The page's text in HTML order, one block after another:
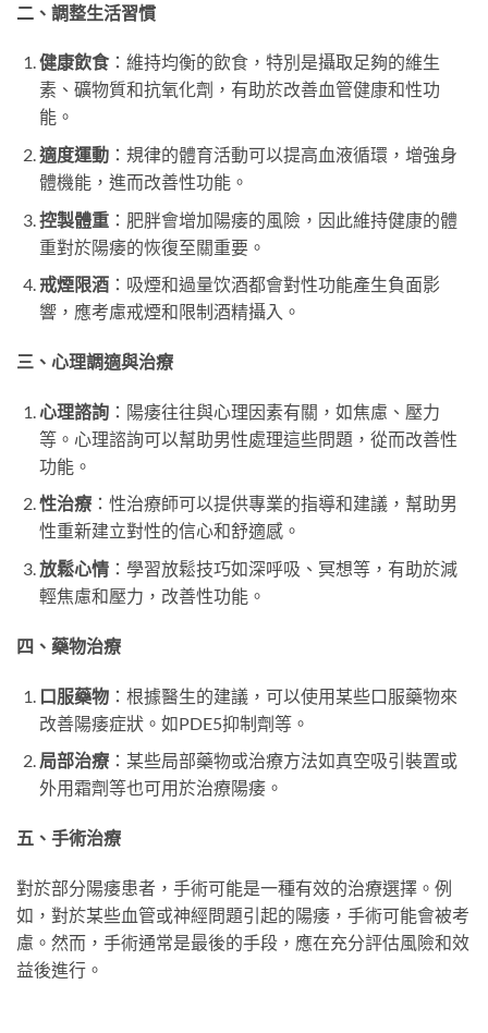
二、調整生活習慣
健康飲食：維持均衡的飲食，特別是攝取足夠的維生
素、礦物質和抗氧化劑，有助於改善血管健康和性功
能。
適度運動：規律的體育活動可以提高血液循環，增強身
體機能，進而改善性功能。
控製體重：肥胖會增加陽痿的風險，因此維持健康的體
重對於陽痿的恢復至關重要。
戒煙限酒：吸煙和過量饮酒都會對性功能產生負面影
響，應考慮戒煙和限制酒精攝入。
三、心理調適與治療
心理諮詢：陽痿往往與心理因素有關，如焦慮、壓力
等。心理諮詢可以幫助男性處理這些問題，從而改善性
功能。
性治療：性治療師可以提供專業的指導和建議，幫助男
性重新建立對性的信心和舒適感。
放鬆心情：學習放鬆技巧如深呼吸、冥想等，有助於減
輕焦慮和壓力，改善性功能。
四、藥物治療
口服藥物：根據醫生的建議，可以使用某些口服藥物來
改善陽痿症狀。如PDE5抑制劑等。
局部治療：某些局部藥物或治療方法如真空吸引裝置或
外用霜劑等也可用於治療陽痿。
五、手術治療
對於部分陽痿患者，手術可能是一種有效的治療選擇。例
如，對於某些血管或神經問題引起的陽痿，手術可能會被考
慮。然而，手術通常是最後的手段，應在充分評估風險和效
益後進行。